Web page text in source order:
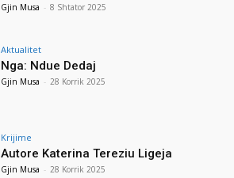
Gjin Musa - 8 Shtator 2025
Aktualitet
Nga: Ndue Dedaj
Gjin Musa - 28 Korrik 2025
Krijime
Autore Katerina Tereziu Ligeja
Gjin Musa - 28 Korrik 2025